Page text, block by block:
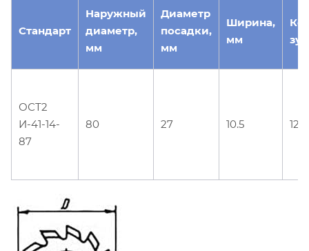
Стандарт
Наружный
диаметр,
мм
Диаметр
посадки,
мм
Ширина,
мм
ОСТ2
И-41-14-
87
80 27 10.5 12